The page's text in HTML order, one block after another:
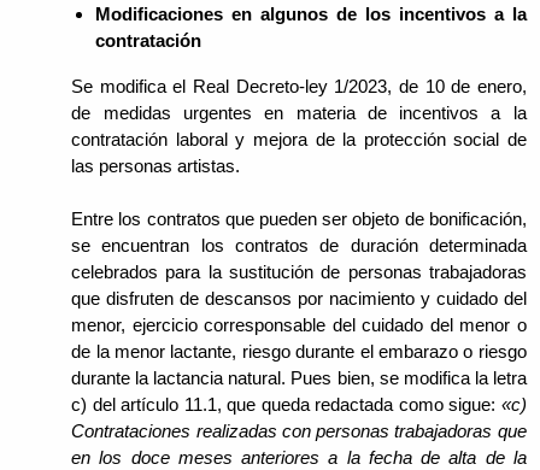
Modificaciones en algunos de los incentivos a la
contratación
Se modifica el Real Decreto-ley 1/2023, de 10 de enero,
de medidas urgentes en materia de incentivos a la
contratación laboral y mejora de la protección social de
las personas artistas.
Entre los contratos que pueden ser objeto de bonificación,
se encuentran los contratos de duración determinada
celebrados para la sustitución de personas trabajadoras
que disfruten de descansos por nacimiento y cuidado del
menor, ejercicio corresponsable del cuidado del menor o
de la menor lactante, riesgo durante el embarazo o riesgo
durante la lactancia natural. Pues bien, se modifica la letra
c) del artículo 11.1, que queda redactada como sigue: «c)
Contrataciones realizadas con personas trabajadoras que
en los doce meses anteriores a la fecha de alta de la